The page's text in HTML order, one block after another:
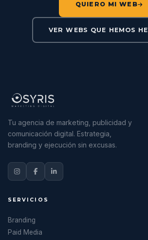
QUIERO MI WEB
VER WEBS QUE HEMOS
Tu agencia de marketing, publicidad y
comunicación digital. Estrategia,
branding y ejecución sin excusas.
SERVICIOS
Branding
Paid Media